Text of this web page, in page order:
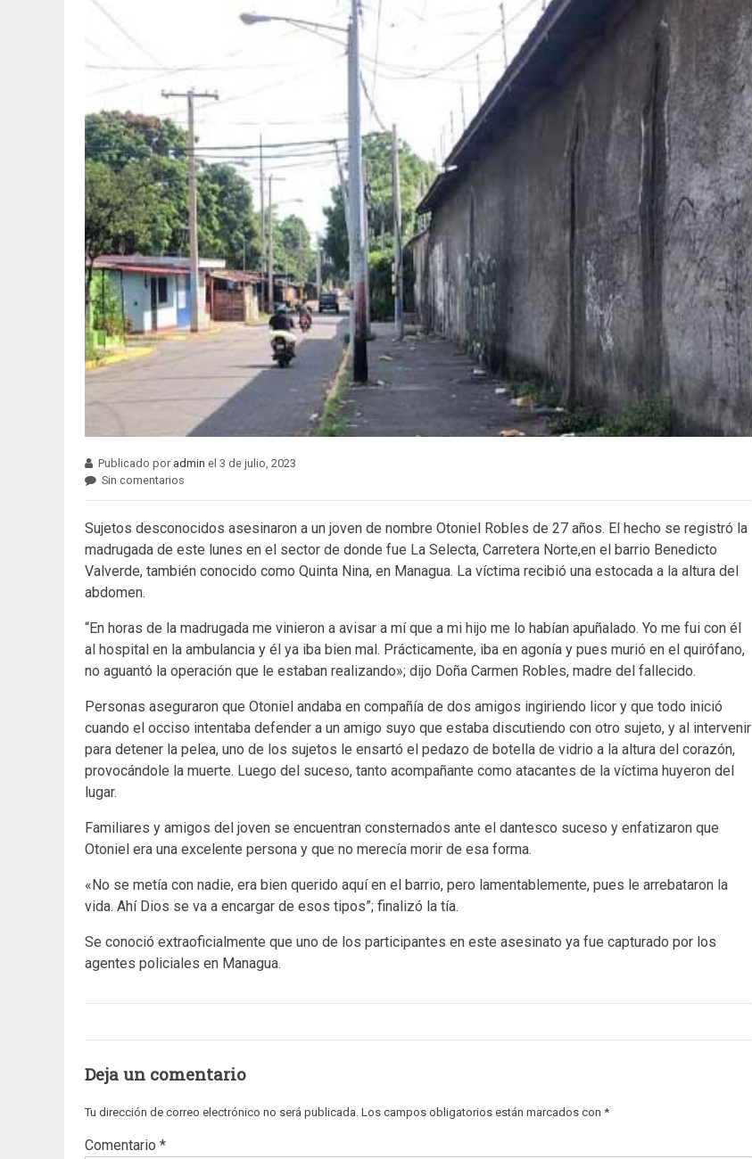
Publicado por admin el 3 de julio, 2023
Sin comentarios
Sujetos desconocidos asesinaron a un joven de nombre Otoniel Robles de 27 años. El hecho se registró la
madrugada de este lunes en el sector de donde fue La Selecta, Carretera Norte,en el barrio Benedicto
Valverde, también conocido como Quinta Nina, en Managua. La víctima recibió una estocada a la altura del
abdomen.
“En horas de la madrugada me vinieron a avisar a mí que a mi hijo me lo habían apuñalado. Yo me fui con él
al hospital en la ambulancia y él ya iba bien mal. Prácticamente, iba en agonía y pues murió en el quirófano,
no aguantó la operación que le estaban realizando»; dijo Doña Carmen Robles, madre del fallecido.
Personas aseguraron que Otoniel andaba en compañía de dos amigos ingiriendo licor y que todo inició
cuando el occiso intentaba defender a un amigo suyo que estaba discutiendo con otro sujeto, y al intervenir
para detener la pelea, uno de los sujetos le ensartó el pedazo de botella de vidrio a la altura del corazón,
provocándole la muerte. Luego del suceso, tanto acompañante como atacantes de la víctima huyeron del
lugar.
Familiares y amigos del joven se encuentran consternados ante el dantesco suceso y enfatizaron que
Otoniel era una excelente persona y que no merecía morir de esa forma.
«No se metía con nadie, era bien querido aquí en el barrio, pero lamentablemente, pues le arrebataron la
vida. Ahí Dios se va a encargar de esos tipos”; finalizó la tía.
Se conoció extraoficialmente que uno de los participantes en este asesinato ya fue capturado por los
agentes policiales en Managua.
Deja un comentario
Tu dirección de correo electrónico no será publicada. Los campos obligatorios están marcados con *
Comentario *